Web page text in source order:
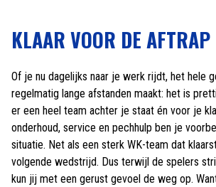
KLAAR VOOR DE AFTRAP
Of je nu dagelijks naar je werk rijdt, het hele
regelmatig lange afstanden maakt: het is
er een heel team achter je staat én voor je
onderhoud, service en pechhulp ben je
situatie. Net als een sterk WK-team dat
volgende wedstrijd. Dus terwijl de spelers
kun jij met een gerust gevoel de weg op.